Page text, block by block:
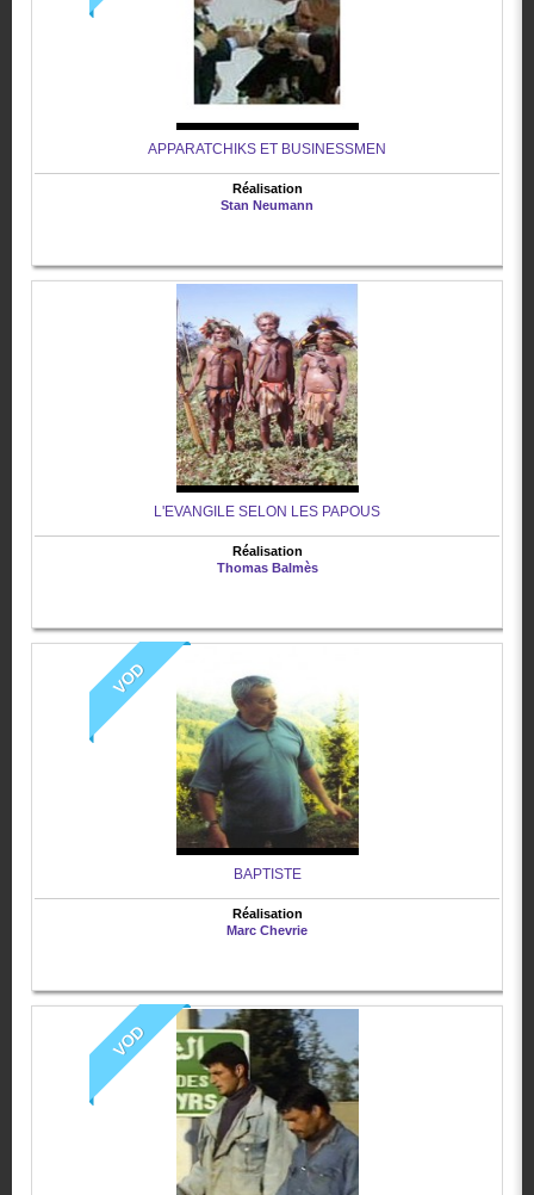
APPARATCHIKS ET BUSINESSMEN
Réalisation
Stan Neumann
L'EVANGILE SELON LES PAPOUS
Réalisation
Thomas Balmès
VOD
BAPTISTE
Réalisation
Marc Chevrie
VOD